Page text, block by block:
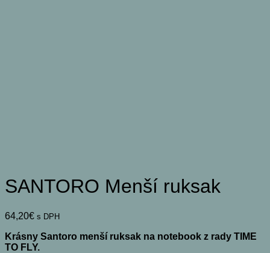
SANTORO Menší ruksak
64,20€ s DPH
Krásny Santoro menší ruksak na notebook z rady TIME
TO FLY.